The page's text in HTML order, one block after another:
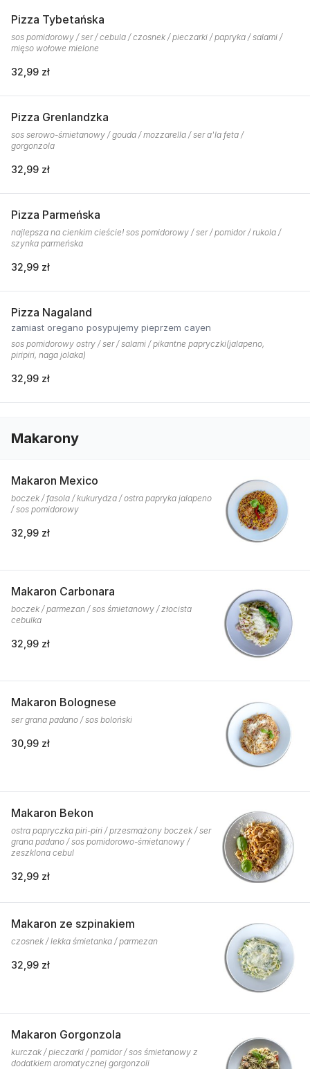
Pizza Tybetańska
sos pomidorowy / ser / cebula / czosnek / pieczarki / papryka / salami /
mięso wołowe mielone
32,99 zł
Pizza Grenlandzka
sos serowo-śmietanowy / gouda / mozzarella / ser a'la feta /
gorgonzola
32,99 zł
Pizza Parmeńska
najlepsza na cienkim cieście! sos pomidorowy / ser / pomidor / rukola /
szynka parmeńska
32,99 zł
Pizza Nagaland
zamiast oregano posypujemy pieprzem cayen
sos pomidorowy ostry / ser / salami / pikantne papryczki(jalapeno,
piripiri, naga jolaka)
32,99 zł
Makarony
Makaron Mexico
boczek / fasola / kukurydza / ostra papryka jalapeno
/ sos pomidorowy
32,99 zł
Makaron Carbonara
boczek / parmezan / sos śmietanowy / złocista
cebulka
32,99 zł
Makaron Bolognese
ser grana padano / sos boloński
30,99 zł
Makaron Bekon
ostra papryczka piri-piri / przesmażony boczek / ser
grana padano / sos pomidorowo-śmietanowy /
zeszklona cebul
32,99 zł
Makaron ze szpinakiem
czosnek / lekka śmietanka / parmezan
32,99 zł
Makaron Gorgonzola
kurczak / pieczarki / pomidor / sos śmietanowy z
dodatkiem aromatycznej gorgonzoli